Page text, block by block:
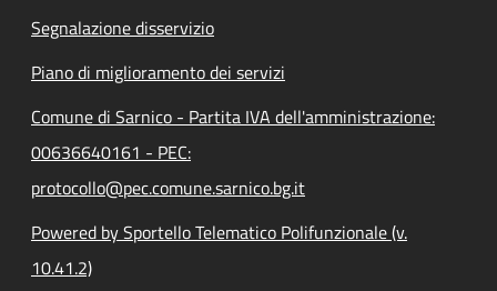
Segnalazione disservizio
Piano di miglioramento dei servizi
Comune di Sarnico - Partita IVA dell'amministrazione:
00636640161 - PEC:
protocollo@pec.comune.sarnico.bg.it
Powered by Sportello Telematico Polifunzionale (v.
10.41.2)